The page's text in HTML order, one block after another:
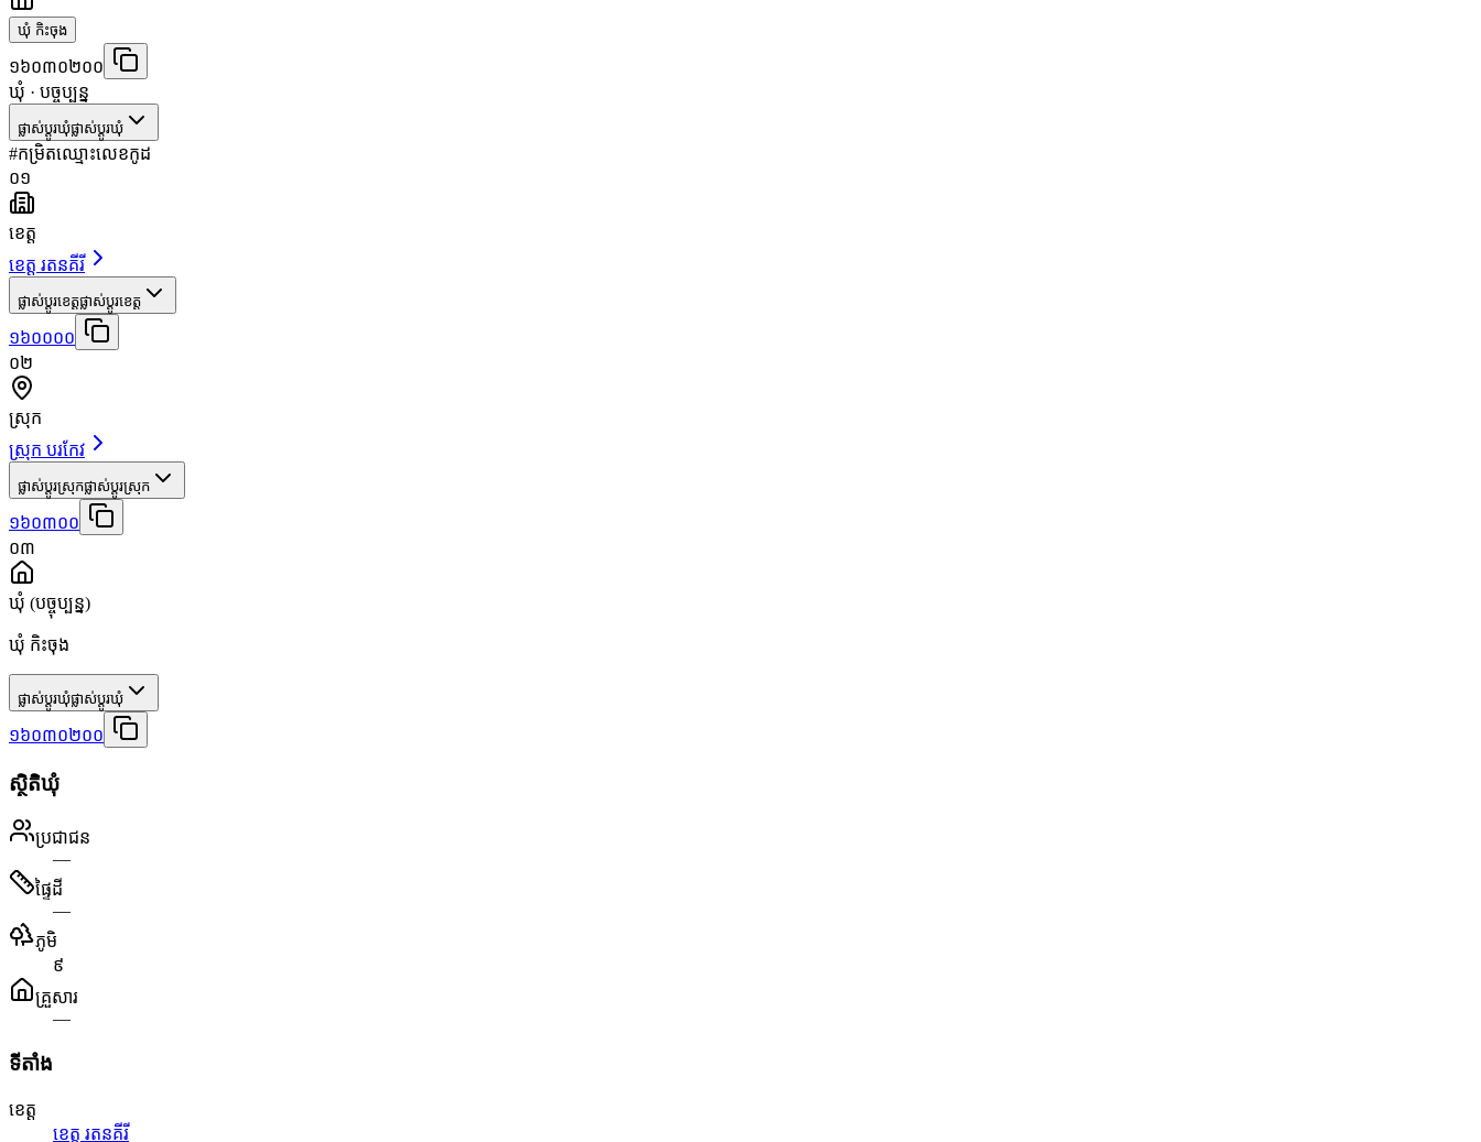
ឃុំ កិះចុង
១៦០៣០២០០
ឃុំ · បច្ចុប្បន្ន
ផ្លាស់ប្តូរឃុំផ្លាស់ប្តូរឃុំ
#កម្រិតឈ្មោះលេខកូដ
០១
ខេត្ត
ខេត្ត រតនគីរី
ផ្លាស់ប្តូរខេត្តផ្លាស់ប្តូរខេត្ត
១៦០០០០
០២
ស្រុក
ស្រុក បរកែវ
ផ្លាស់ប្តូរស្រុកផ្លាស់ប្តូរស្រុក
១៦០៣០០
០៣
ឃុំ (បច្ចុប្បន្ន)
ឃុំ កិះចុង
ផ្លាស់ប្តូរឃុំផ្លាស់ប្តូរឃុំ
១៦០៣០២០០
ស្ថិតិឃុំ
ប្រជាជន
—
ផ្ទៃដី
—
ភូមិ
៩
គ្រួសារ
—
ទីតាំង
ខេត្ត
ខេត្ត រតនគីរី